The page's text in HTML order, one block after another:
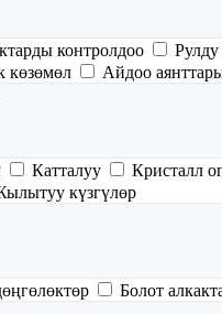
контролдоо
көзөмөл
Айдоо
Катталуу Кристалл
күзгүлөр
Болот